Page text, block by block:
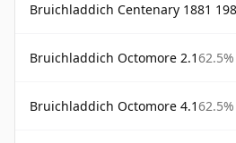
Bruichladdich Centenary 1881
Bruichladdich Octomore 2.162.5%
Bruichladdich Octomore 4.162.5%